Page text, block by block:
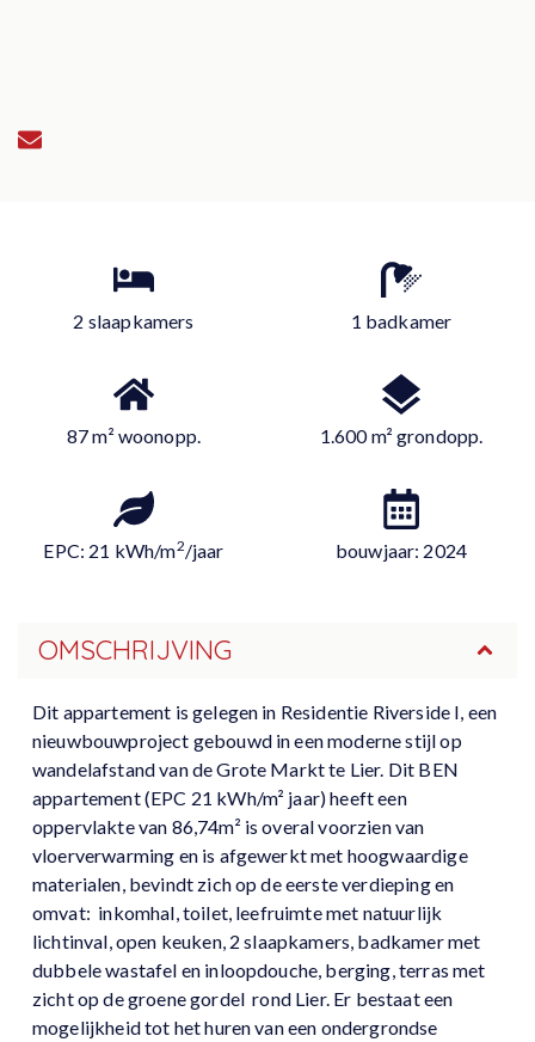
2 slaapkamers 1 badkamer
87 m² woonopp. 1.600 m² grondopp.
EPC: 21 kWh/m2/jaar bouwjaar: 2024
OMSCHRIJVING
Dit appartement is gelegen in Residentie Riverside I, een
nieuwbouwproject gebouwd in een moderne stijl op
wandelafstand van de Grote Markt te Lier. Dit BEN
appartement (EPC 21 kWh/m² jaar) heeft een
oppervlakte van 86,74m² is overal voorzien van
vloerverwarming en is afgewerkt met hoogwaardige
materialen, bevindt zich op de eerste verdieping en
omvat: inkomhal, toilet, leefruimte met natuurlijk
lichtinval, open keuken, 2 slaapkamers, badkamer met
dubbele wastafel en inloopdouche, berging, terras met
zicht op de groene gordel rond Lier. Er bestaat een
mogelijkheid tot het huren van een ondergrondse